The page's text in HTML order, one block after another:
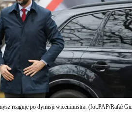
reaguje po dymisji wiceministra. (fot.PAP/Rafał